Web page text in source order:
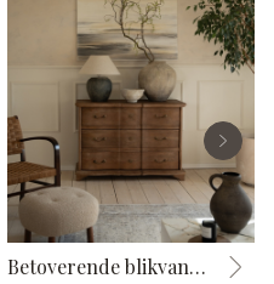
Betoverende blikvanger